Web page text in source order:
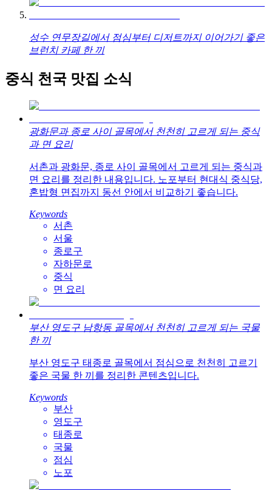
성수 연무장길에서 점심부터 디저트까지 이어가기 좋은
브런치 카페 한 끼
중식 천국 맛집 소식
광화문과 종로 사이 골목에서 천천히 고르게 되는 중식
과 면 요리
서촌과 광화문, 종로 사이 골목에서 고르게 되는 중식과
면 요리를 정리한 내용입니다. 노포부터 현대식 중식당,
혼밥형 면집까지 동선 안에서 비교하기 좋습니다.
Keywords
서촌
서울
종로구
자하문로
중식
면 요리
부산 영도구 남항동 골목에서 천천히 고르게 되는 국물
한 끼
부산 영도구 태종로 골목에서 점심으로 천천히 고르기
좋은 국물 한 끼를 정리한 콘텐츠입니다.
Keywords
부산
영도구
태종로
국물
점심
노포